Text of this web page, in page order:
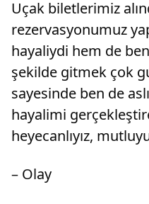
Uçak biletlerimiz
rezervasyonumuz
hayaliydi hem de
şekilde gitmek çok
sayesinde ben de
hayalimi
heyecanlıyız,
– Olay